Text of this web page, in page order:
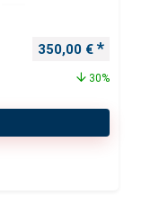
Ursprünglicher
350,00 €
30%